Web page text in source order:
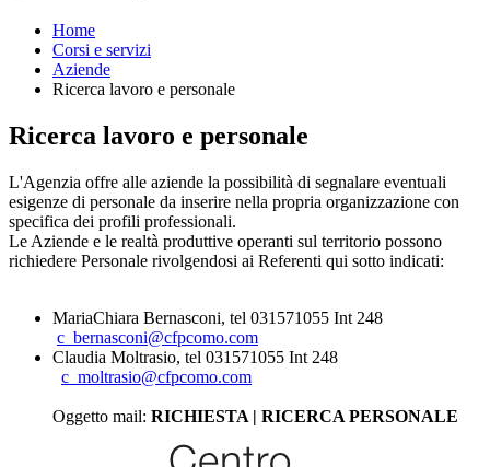
Home
Corsi e servizi
Aziende
Ricerca lavoro e personale
Ricerca lavoro e personale
L'Agenzia offre alle aziende la possibilità di segnalare eventuali
esigenze di personale da inserire nella propria organizzazione con
specifica dei profili professionali.
Le Aziende e le realtà produttive operanti sul territorio possono
richiedere Personale rivolgendosi ai Referenti qui sotto indicati:
MariaChiara Bernasconi, tel 031571055 Int 248
c_bernasconi@cfpcomo.com
Claudia Moltrasio, tel 031571055 Int 248
c_moltrasio@cfpcomo.com
Oggetto mail: RICHIESTA | RICERCA PERSONALE